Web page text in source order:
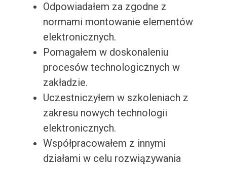
Odpowiadałem za zgodne z
normami montowanie elementów
elektronicznych.
Pomagałem w doskonaleniu
procesów technologicznych w
zakładzie.
Uczestniczyłem w szkoleniach z
zakresu nowych technologii
elektronicznych.
Współpracowałem z innymi
działami w celu rozwiązywania